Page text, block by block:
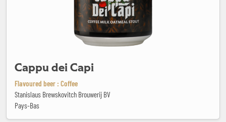
Cappu dei Capi
Flavoured beer : Coffee
Stanislaus Brewskovitch Brouwerij BV
Pays-Bas